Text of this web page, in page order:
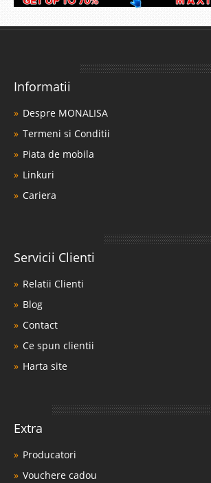
Informatii
Despre MONALISA
Termeni si Conditii
Piata de mobila
Linkuri
Cariera
Servicii Clienti
Relatii Clienti
Blog
Contact
Ce spun clientii
Harta site
Extra
Producatori
Vouchere cadou